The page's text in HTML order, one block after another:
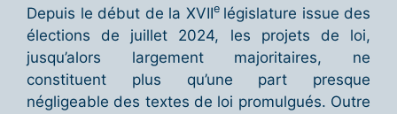
Depuis le début de la XVIIe législature issue des
élections de juillet 2024, les projets de loi,
jusqu’alors largement majoritaires, ne
constituent plus qu’une part presque
négligeable des textes de loi promulgués. Outre